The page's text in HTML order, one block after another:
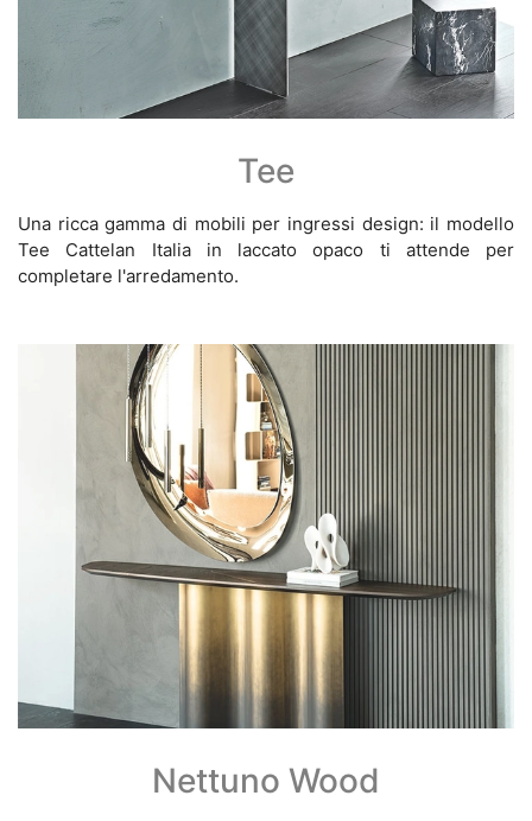
Tee
Una ricca gamma di mobili per ingressi design: il modello
Tee Cattelan Italia in laccato opaco ti attende per
completare l'arredamento.
Nettuno Wood